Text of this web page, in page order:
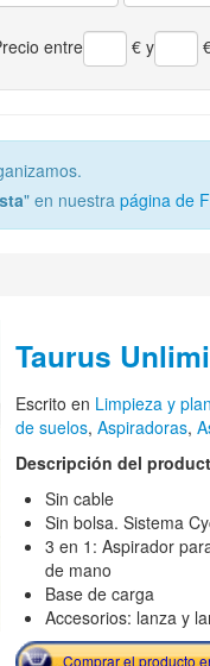
entre €y
" en nuestra página de
Taurus
Escrito en Limpieza y
de suelos, Aspiradoras,
Descripción del
Sin cable
Sin bolsa. Sistema
3 en 1: Aspirador
de mano
Base de carga
Accesorios: lanza y
Comprar el producto